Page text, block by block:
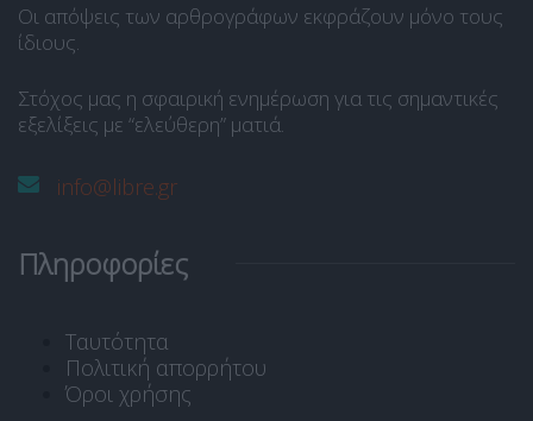
Οι απόψεις των αρθρογράφων εκφράζουν μόνο τους
ίδιους.
Στόχος μας η σφαιρική ενημέρωση για τις σημαντικές
εξελίξεις με “ελεύθερη” ματιά.
info@libre.gr
Πληροφορίες
Ταυτότητα
Πολιτική απορρήτου
Όροι χρήσης